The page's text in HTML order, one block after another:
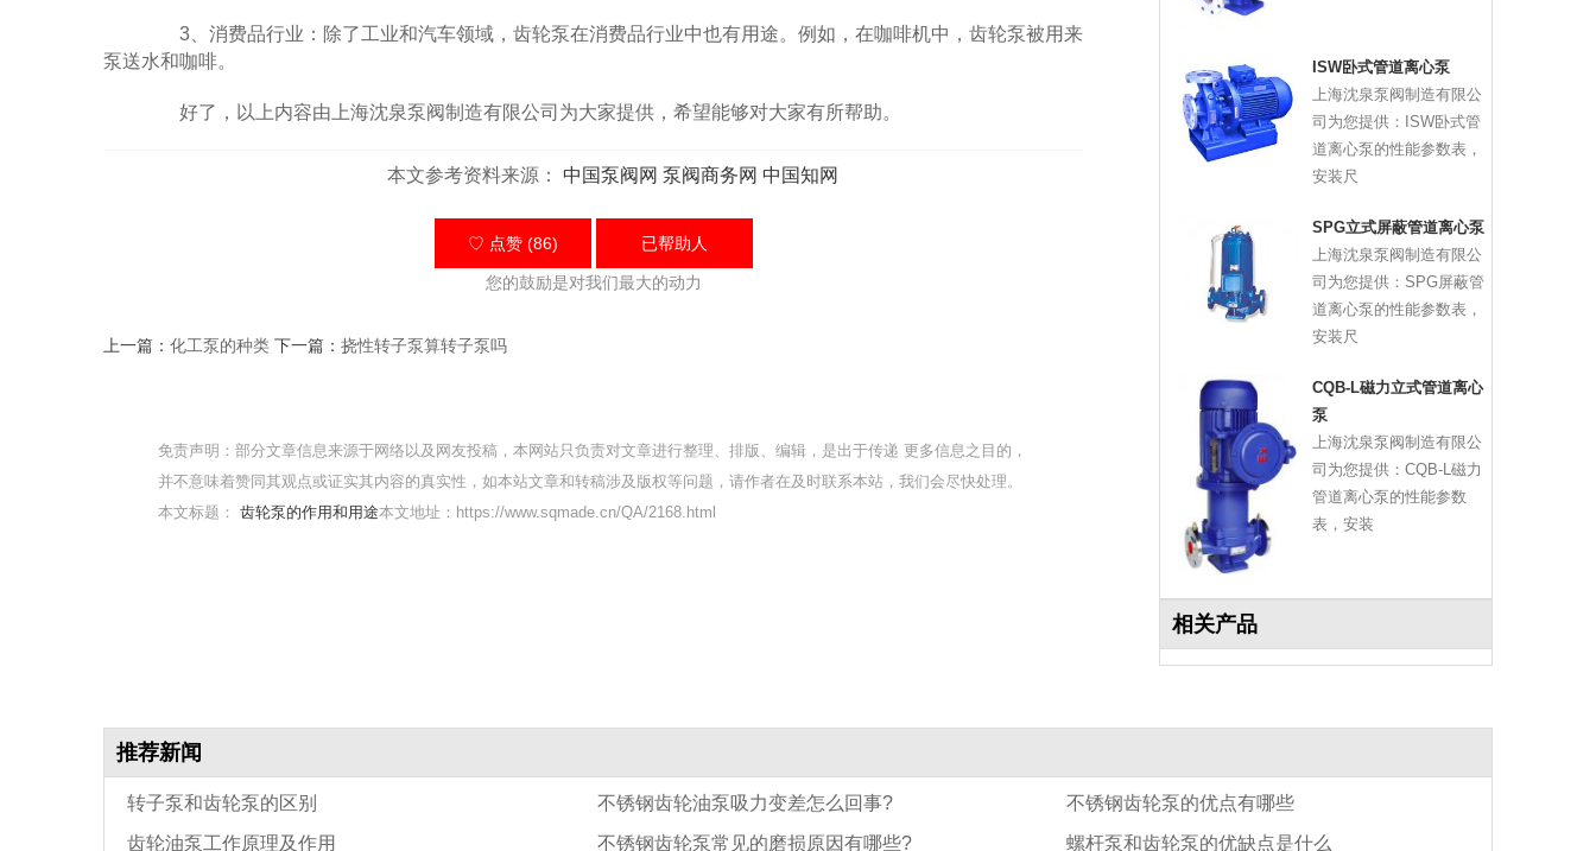
3、消费品行业：除了工业和汽车领域，齿轮泵在消费品行业中也有用途。例如，在咖啡机中，齿轮泵被用来
泵送水和咖啡。
好了，以上内容由上海沈泉泵阀制造有限公司为大家提供，希望能够对大家有所帮助。
本文参考资料来源： 中国泵阀网 泵阀商务网 中国知网
♡ 点赞 (86) 已帮助人
您的鼓励是对我们最大的动力
上一篇： 化工泵的种类 下一篇： 挠性转子泵算转子泵吗
免责声明：部分文章信息来源于网络以及网友投稿，本网站只负责对文章进行整理、排版、编辑，是出于传递 更多信息之目的，
并不意味着赞同其观点或证实其内容的真实性，如本站文章和转稿涉及版权等问题，请作者在及时联系本站，我们会尽快处理。
本文标题： 齿轮泵的作用和用途本文地址：https://www.sqmade.cn/QA/2168.html
ISW卧式管道离心泵
上海沈泉泵阀制造有限公
司为您提供：ISW卧式管
道离心泵的性能参数表，
安装尺
SPG立式屏蔽管道离心泵
上海沈泉泵阀制造有限公
司为您提供：SPG屏蔽管
道离心泵的性能参数表，
安装尺
CQB-L磁力立式管道离心
泵
上海沈泉泵阀制造有限公
司为您提供：CQB-L磁力
管道离心泵的性能参数
表，安装
相关产品
推荐新闻
转子泵和齿轮泵的区别 不锈钢齿轮油泵吸力变差怎么回事?
不锈钢齿轮泵的优点有哪些
齿轮油泵工作原理及作用
不锈钢齿轮泵常见的磨损原因有哪些? 螺杆泵和齿轮泵的优缺点是什么